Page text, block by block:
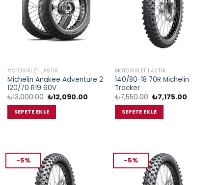
MOTOSIKLET LASTIK
Michelin Anakee Adventure 2
120/70 R19 60V
₺13,000.00 Orijinal
fiyat:
₺13,000.00.
₺12,090.00Şu
₺12,090.00.
SEPETE EKLE
MOTOSIKLET LASTIK
140/80-18 70R Michelin
Tracker
₺7,550.00 Orijinal
fiyat:
₺7,550.00.
₺7,175.00Şu
SEPETE EKLE
-5% -5%